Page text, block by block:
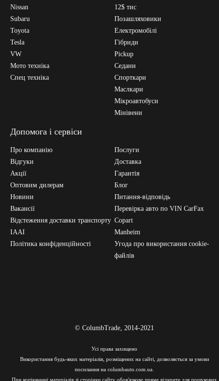
Nissan
Subaru
Toyota
Tesla
VW
Мото техніка
Спец техніка
12$ тис
Позашляховики
Електромобілі
Гібриди
Pickup
Седани
Спорткари
Маслкари
Мікроавтобуси
Мінівени
Допомога і сервіси
Про компанію
Послуги
Відгуки
Доставка
Акції
Гарантія
Оптовим дилерам
Блог
Новини
Питання-відповідь
Вакансії
Перевірка авто по VIN CarFax
Відстеження доставки транспорту Copart
IAAI
Manheim
Політика конфіденційності
Угода про використання cookie-
файлів
© СolumbTrade, 2014-2021
Усі права захищено
Використання будь-яких матеріалів, розміщених на сайті, дозволяється за умови
посилання на columbauto.com.ua.
При копіюванні матеріалів зі сторінки сайту обов'язкове пряме відкрите для пошукових